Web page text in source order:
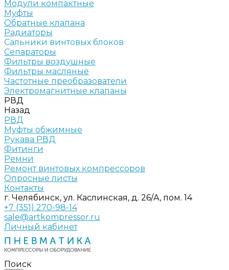
Модули компактные
Муфты
Обратные клапана
Радиаторы
Сальники винтовых блоков
Сепараторы
Фильтры воздушные
Фильтры масляные
Частотные преобразователи
Электромагнитные клапаны
РВД
Назад
РВД
Муфты обжимные
Рукава РВД
Фитинги
Ремни
Ремонт винтовых компрессоров
Опросные листы
Контакты
г. Челябинск, ул. Каслинская, д. 26/А, пом. 14
+7 (351) 270-98-14
sale@artkompressor.ru
Личный кабинет
Поиск